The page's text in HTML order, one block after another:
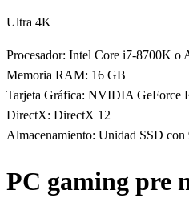
Ultra 4K
Procesador: Intel Core i7-8700K o
Memoria RAM: 16 GB
Tarjeta Gráfica: NVIDIA GeForce
DirectX: DirectX 12
Almacenamiento: Unidad SSD
PC gaming pre